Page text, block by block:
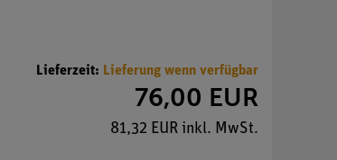
Lieferzeit: Lieferung wenn verfügbar
76,00 EUR
81,32 EUR inkl. MwSt.